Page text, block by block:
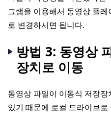
그램을 이용해서 동영상 플
로 변경하시면 됩니다.
방법 3: 동영상
장치로 이동
동영상 파일이 이동식 저장
있기 때문에 로컬 드라이브